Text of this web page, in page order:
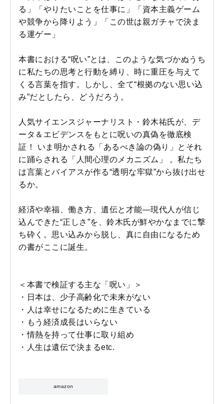
る」「やりたいことを仕事に」「資本主義ゲーム
や競争から降りよう」「この世は親ガチャで決ま
る運ゲー」
本書における“呪い”とは、このような気づかぬうち
に私たちの思考と行動を縛り、時に重圧を与えて
くる言葉を指す。しかし、全て“根拠のない思い込
み”だとしたら、どうだろう。
人気サイエンスジャーナリスト・鈴木祐氏が、デ
ータ＆エビデンスをもとに呪いの真偽を徹底検
証！ いま明かされる「あるべき論の偽り」とそれ
に踊らされる「人間心理のメカニズム」 。私たち
は言葉とバイアスが作る“透明な牢獄”から抜け出せ
るか。
経済や幸福、働き方、遺伝と才能―現代人が信じ
込んできた“正しさ”を、鈴木氏が鮮やかなまでに撃
ち砕く。思い込みから脱し、真に自由になるため
の書がここに誕生。
＜本書で検証する主な「呪い」＞
・日本は、少子高齢化で未来がない
・人は幸せになるために生きている
・もう経済成長はいらない
・情熱を持って仕事に取り組め
・人生は遺伝で決まるetc.
amazon